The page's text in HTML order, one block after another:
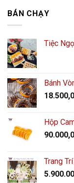
BÁN CHẠY
Tiệc
Bánh
18.500,0
Hộp
90.000,0
Trang